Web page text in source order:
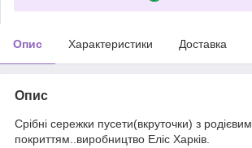
Опис Характеристики Доставка
Опис
Срібні сережки пусети(вкруточки) з родієвим
покриттям..виробництво Еліс Харків.